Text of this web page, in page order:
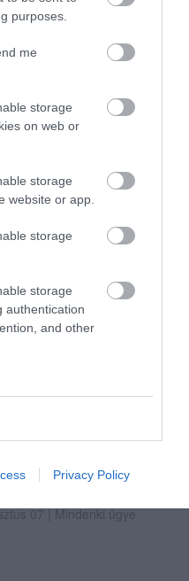
purposes.
me
storage
on web or
storage
website or app.
storage
storage
authentication
and other
Privacy Policy
VOLT ILYEN ALACSONY AZ
Mindenki ügye
ÜTEMBEN DOLGOZNAK A 25-
07|Eger ügye
07|Mindenki ügye